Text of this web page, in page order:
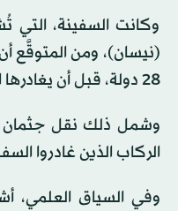
وكانت السفينة، التي
28 دولة، قبل أن يغادرها العشرات في جزيرة سانت هيلينا، بتاريخ 24 أبريل.
الركاب الذين غادروا
وفي السياق العلمي،